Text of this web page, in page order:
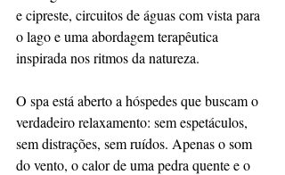
e cipreste, circuitos de águas com vista para
o lago e uma abordagem terapêutica
inspirada nos ritmos da natureza.
O spa está aberto a hóspedes que buscam o
verdadeiro relaxamento: sem espetáculos,
sem distrações, sem ruídos. Apenas o som
do vento, o calor de uma pedra quente e o